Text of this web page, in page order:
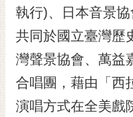
資
料
開
放
宣
告
執行)、日本音景協
共同於國立臺灣歷
灣聲景協會、萬益
合唱團，藉由「西
演唱方式在全美戲